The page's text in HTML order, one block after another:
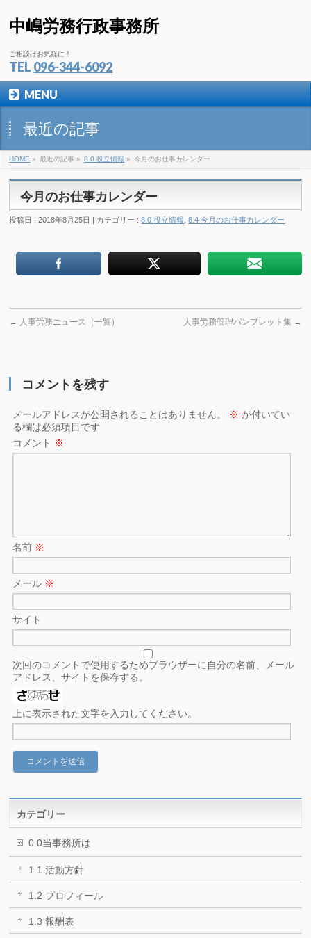
中嶋労務行政事務所
ご相談はお気軽に！
TEL 096-344-6092
MENU
最近の記事
HOME » 最近の記事 » 8.0 役立情報 » 今月のお仕事カレンダー
今月のお仕事カレンダー
投稿日 : 2018年8月25日 | カテゴリー :8.0 役立情報 ,8.4 今月のお仕事カレンダー
← 人事労務ニュース（一覧） 人事労務管理パンフレット集 →
コメントを残す
メールアドレスが公開されることはありません。 ※ が付いてい
る欄は必須項目です
コメント ※
名前 ※
メール ※
サイト
次回のコメントで使用するためブラウザーに自分の名前、メール
アドレス、サイトを保存する。
上に表示された文字を入力してください。
カテゴリー
0.0当事務所は
1.1 活動方針
1.2 プロフィール
1.3 報酬表